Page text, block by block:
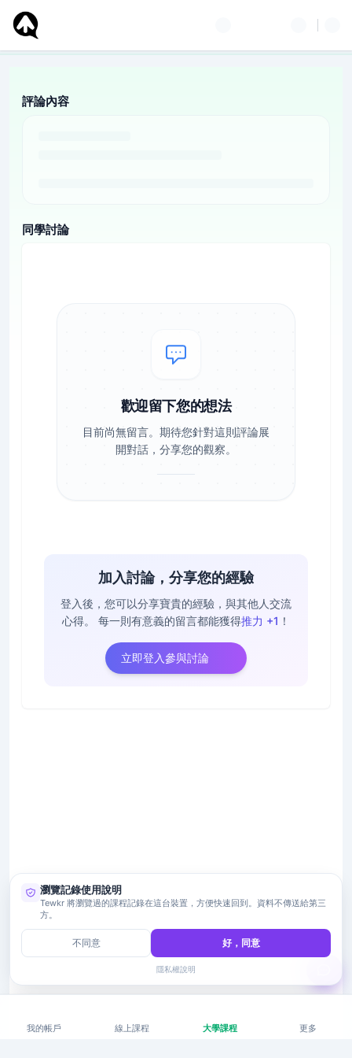
評論內容
同學討論
歡迎留下您的想法
目前尚無留言。期待您針對這則評論展
開對話，分享您的觀察。
加入討論，分享您的經驗
登入後，您可以分享寶貴的經驗，與其他人交流
心得。
每一則有意義的留言都能獲得推力 +1 ！
立即登入參與討論
我的帳戶 線上課程 大學課程 更多
瀏覽記錄使用說明
Tewkr 將瀏覽過的課程記錄在這台裝置，方便快速回到。資料不傳送給第三
方。
不同意 好，同意
隱私權說明